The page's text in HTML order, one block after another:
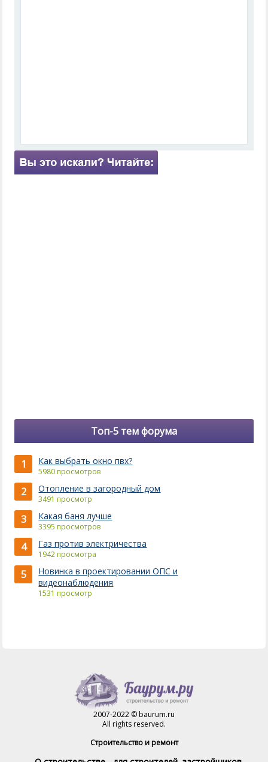
Топ-5 тем форума
1 Как выбрать окно пвх?
5980 просмотров
2 Отопление в загородный дом
3491 просмотр
3 Какая баня лучше
3395 просмотров
4 Газ против электричества
1942 просмотра
5
Новинка в проектировании ОПС и
видеонаблюдения
1531 просмотр
2007-2022 © baurum.ru
All rights reserved.
Строительство и ремонт